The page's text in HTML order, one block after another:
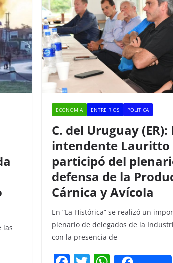
las
ECONOMIA ENTRE RÍOS POLITICA
C. del Uruguay (ER):
intendente Lauritto
participó del
defensa de la
Cárnica y Avícola
En “La Histórica” se realizó un
plenario de delegados de la
con la presencia de